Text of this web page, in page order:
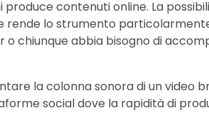
contenuti online. La
rende lo strumento
chiunque abbia bisogno di
la colonna sonora di un video
social dove la rapidità di